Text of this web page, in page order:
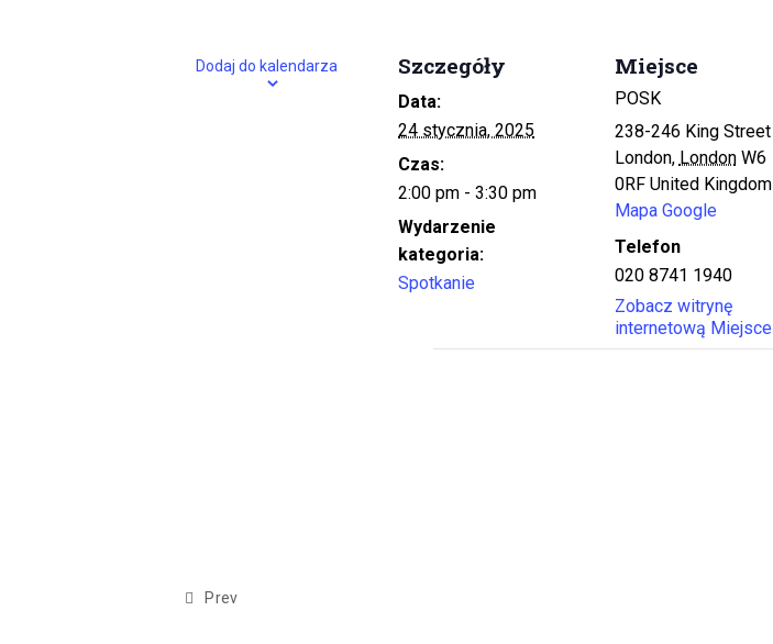
Dodaj do kalendarza Szczegóły
Data:
24 stycznia, 2025
Czas:
2:00 pm - 3:30 pm
Wydarzenie
kategoria:
Spotkanie
Miejsce
POSK
238-246 King Street
London, London W6
0RF United Kingdom
Mapa Google
Telefon
020 8741 1940
Zobacz witrynę
internetową Miejsce
Prev